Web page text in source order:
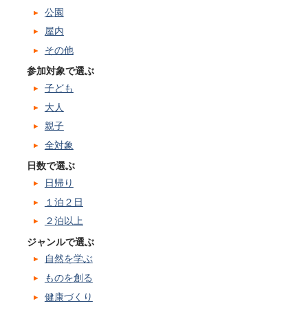
公園
屋内
その他
参加対象で選ぶ
子ども
大人
親子
全対象
日数で選ぶ
日帰り
１泊２日
２泊以上
ジャンルで選ぶ
自然を学ぶ
ものを創る
健康づくり